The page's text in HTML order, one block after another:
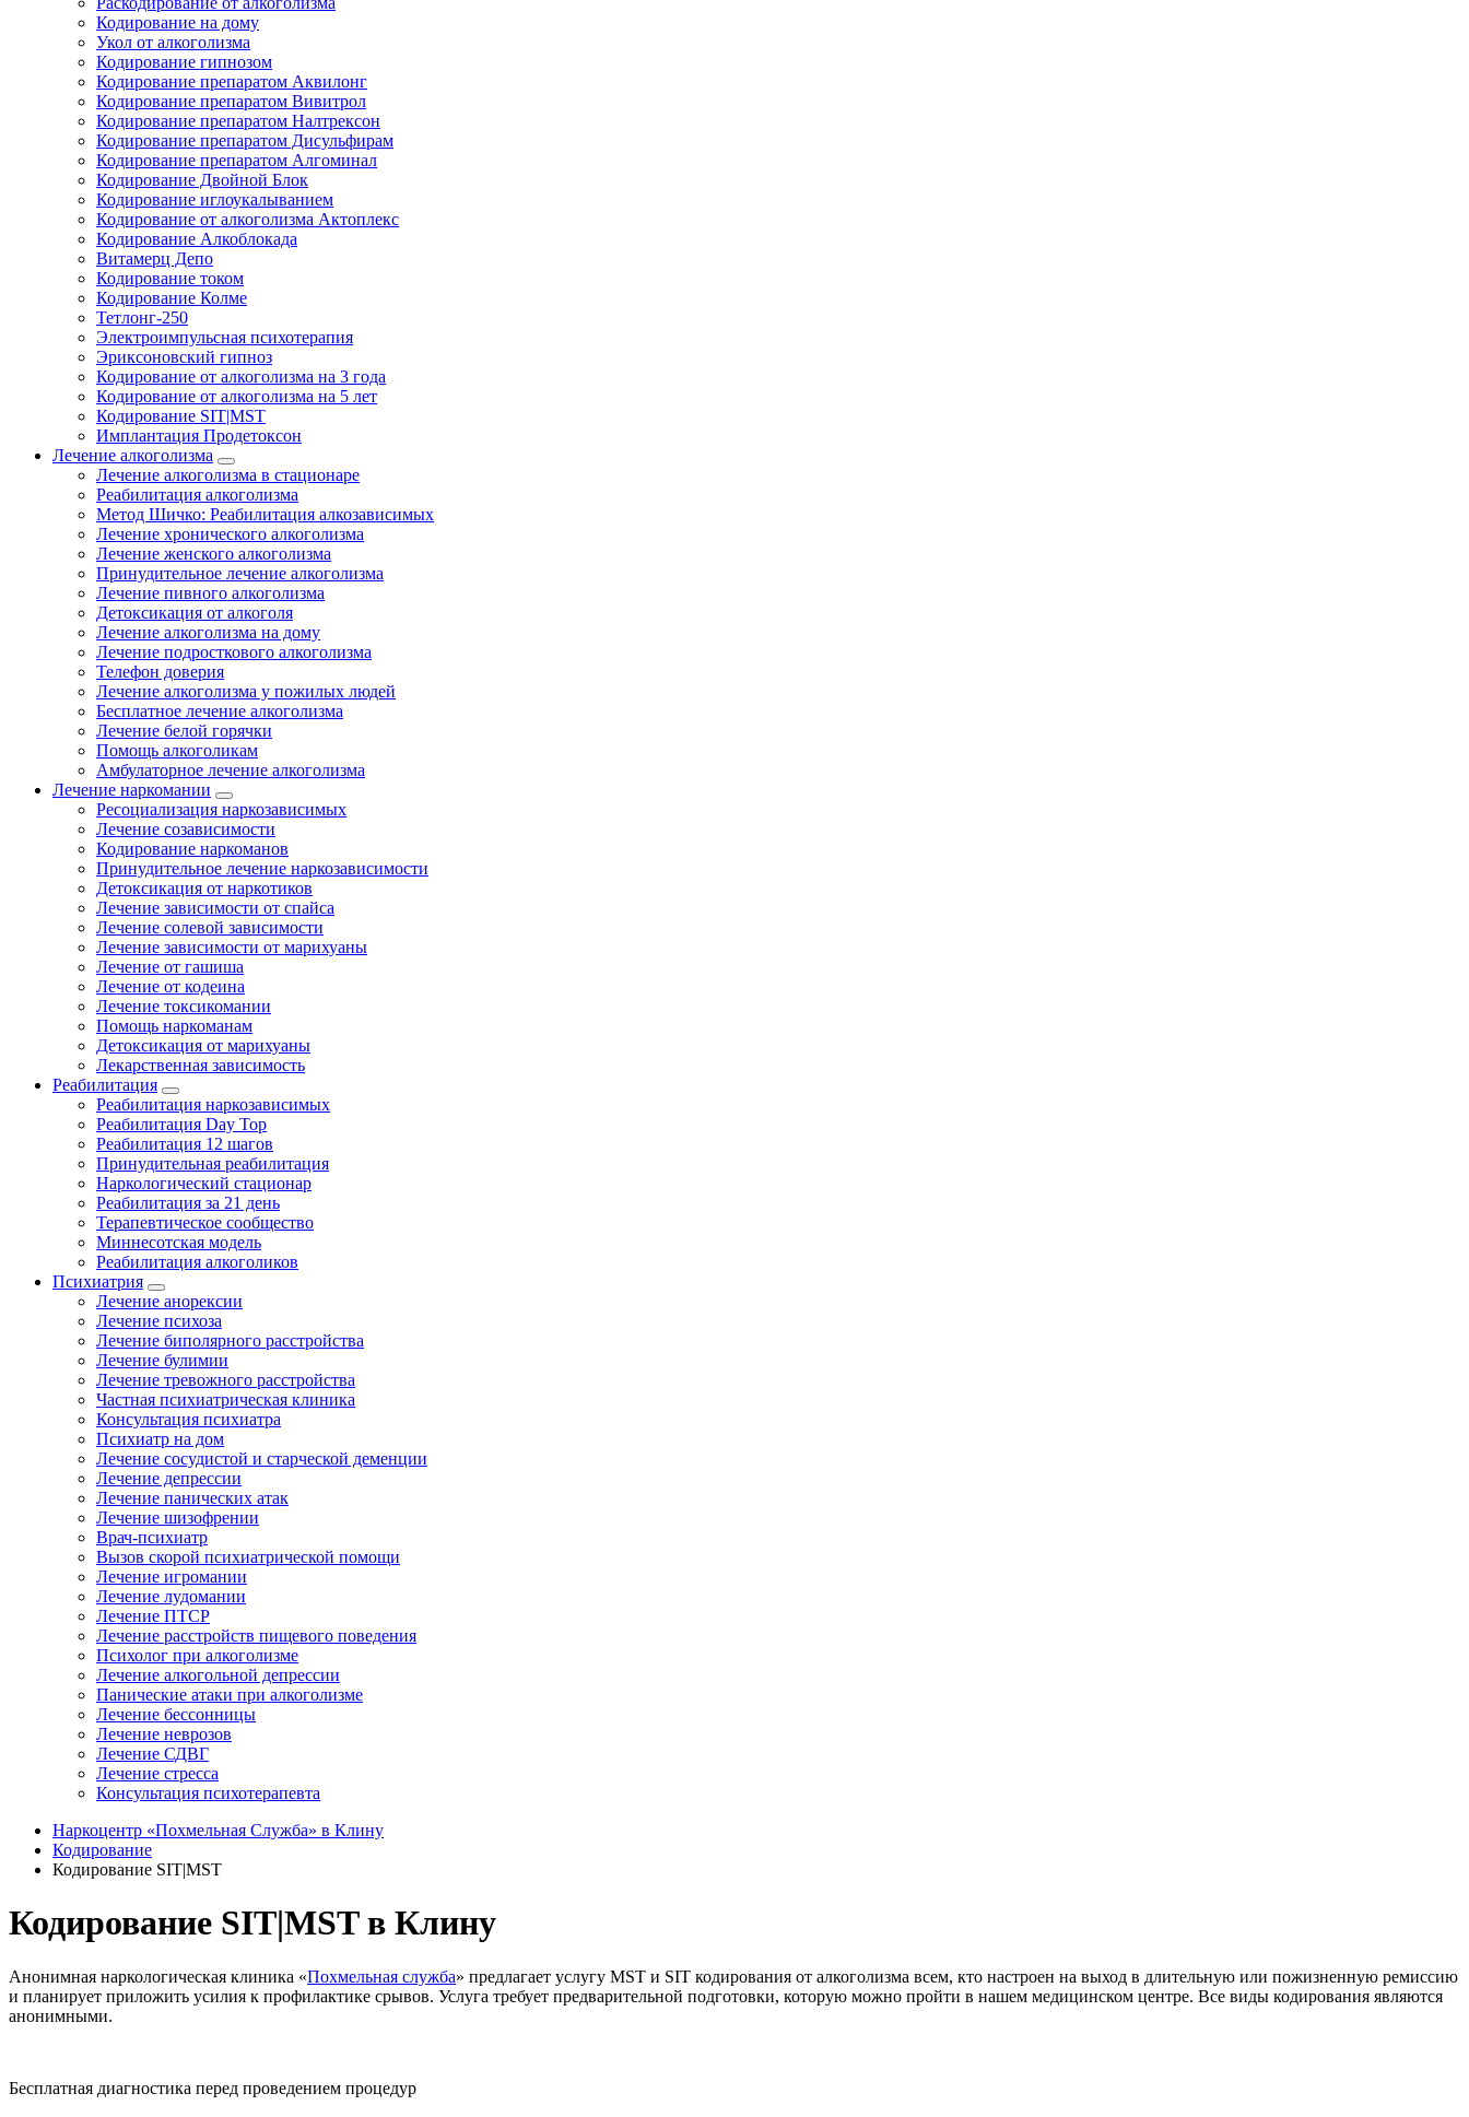
Кодирование на дому
Укол от алкоголизма
Кодирование гипнозом
Кодирование препаратом Аквилонг
Кодирование препаратом Вивитрол
Кодирование препаратом Налтрексон
Кодирование препаратом Дисульфирам
Кодирование препаратом Алгоминал
Кодирование Двойной Блок
Кодирование иглоукалыванием
Кодирование от алкоголизма Актоплекс
Кодирование Алкоблокада
Витамерц Депо
Кодирование током
Кодирование Колме
Тетлонг-250
Электроимпульсная психотерапия
Эриксоновский гипноз
Кодирование от алкоголизма на 3 года
Кодирование от алкоголизма на 5 лет
Кодирование SIT|MST
Имплантация Продетоксон
Лечение алкоголизма
Лечение алкоголизма в стационаре
Реабилитация алкоголизма
Метод Шичко: Реабилитация алкозависимых
Лечение хронического алкоголизма
Лечение женского алкоголизма
Принудительное лечение алкоголизма
Лечение пивного алкоголизма
Детоксикация от алкоголя
Лечение алкоголизма на дому
Лечение подросткового алкоголизма
Телефон доверия
Лечение алкоголизма у пожилых людей
Бесплатное лечение алкоголизма
Лечение белой горячки
Помощь алкоголикам
Амбулаторное лечение алкоголизма
Лечение наркомании
Ресоциализация наркозависимых
Лечение созависимости
Кодирование наркоманов
Принудительное лечение наркозависимости
Детоксикация от наркотиков
Лечение зависимости от спайса
Лечение солевой зависимости
Лечение зависимости от марихуаны
Лечение от гашиша
Лечение от кодеина
Лечение токсикомании
Помощь наркоманам
Детоксикация от марихуаны
Лекарственная зависимость
Реабилитация
Реабилитация наркозависимых
Реабилитация Day Top
Реабилитация 12 шагов
Принудительная реабилитация
Наркологический стационар
Реабилитация за 21 день
Терапевтическое сообщество
Миннесотская модель
Реабилитация алкоголиков
Психиатрия
Лечение анорексии
Лечение психоза
Лечение биполярного расстройства
Лечение булимии
Лечение тревожного расстройства
Частная психиатрическая клиника
Консультация психиатра
Психиатр на дом
Лечение сосудистой и старческой деменции
Лечение депрессии
Лечение панических атак
Лечение шизофрении
Врач-психиатр
Вызов скорой психиатрической помощи
Лечение игромании
Лечение лудомании
Лечение ПТСР
Лечение расстройств пищевого поведения
Психолог при алкоголизме
Лечение алкогольной депрессии
Панические атаки при алкоголизме
Лечение бессонницы
Лечение неврозов
Лечение СДВГ
Лечение стресса
Консультация психотерапевта
Наркоцентр «Похмельная Служба» в Клину
Кодирование
Кодирование SIT|MST
Кодирование SIT|MST в Клину
Анонимная наркологическая клиника «Похмельная служба» предлагает услугу MST и SIT кодирования от алкоголизма всем, кто настроен на выход в длительную или пожизненную ремиссию
и планирует приложить усилия к профилактике срывов. Услуга требует предварительной подготовки, которую можно пройти в нашем медицинском центре. Все виды кодирования являются
анонимными.
Бесплатная диагностика перед проведением процедур